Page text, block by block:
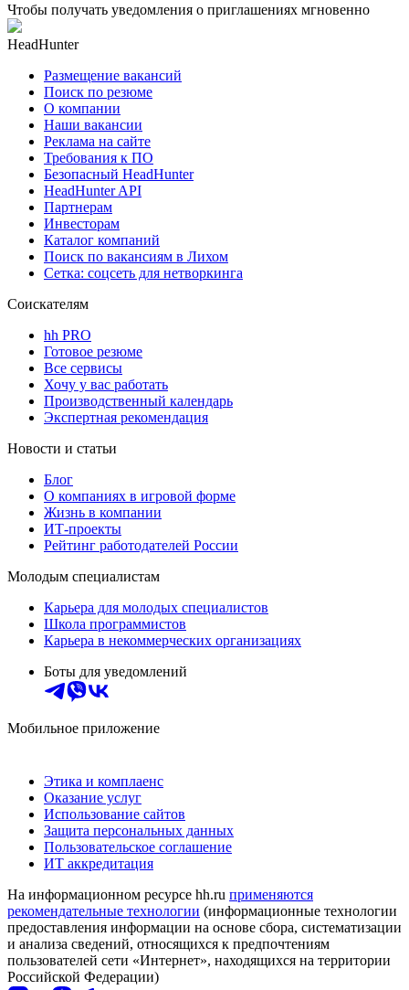
Чтобы получать уведомления о приглашениях мгновенно
HeadHunter
Размещение вакансий
Поиск по резюме
О компании
Наши вакансии
Реклама на сайте
Требования к ПО
Безопасный HeadHunter
HeadHunter API
Партнерам
Инвесторам
Каталог компаний
Поиск по вакансиям в Лихом
Сетка: соцсеть для нетворкинга
Соискателям
hh PRO
Готовое резюме
Все сервисы
Хочу у вас работать
Производственный календарь
Экспертная рекомендация
Новости и статьи
Блог
О компаниях в игровой форме
Жизнь в компании
ИТ-проекты
Рейтинг работодателей России
Молодым специалистам
Карьера для молодых специалистов
Школа программистов
Карьера в некоммерческих организациях
Боты для уведомлений
Мобильное приложение
Этика и комплаенс
Оказание услуг
Использование сайтов
Защита персональных данных
Пользовательское соглашение
ИТ аккредитация
На информационном ресурсе hh.ru применяются
рекомендательные технологии (информационные технологии
предоставления информации на основе сбора, систематизации
и анализа сведений, относящихся к предпочтениям
пользователей сети «Интернет», находящихся на территории
Российской Федерации)